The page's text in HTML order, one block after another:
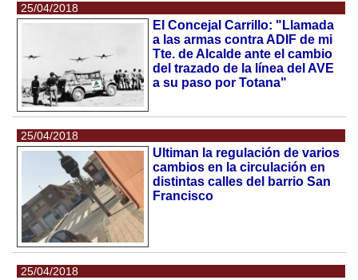
25/04/2018
El Concejal Carrillo: "Llamada
a las armas contra ADIF de mi
Tte. de Alcalde ante el cambio
del trazado de la línea del AVE
a su paso por Totana"
25/04/2018
Ultiman la regulación de varios
cambios en la circulación en
distintas calles del barrio San
Francisco
25/04/2018